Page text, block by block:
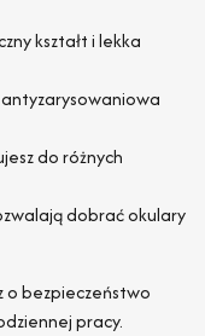
kształt i lekka
do różnych
dobrać okulary
o bezpieczeństwo
pracy.